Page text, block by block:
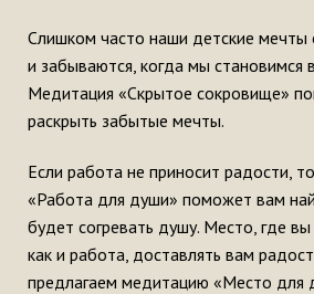
Слишком часто наши детские мечты
и забываются, когда мы становимся
Медитация «Скрытое сокровище»
раскрыть забытые мечты.
Если работа не приносит радости,
«Работа для души» поможет вам
будет согревать душу. Место, где
как и работа, доставлять вам
предлагаем медитацию «Место для